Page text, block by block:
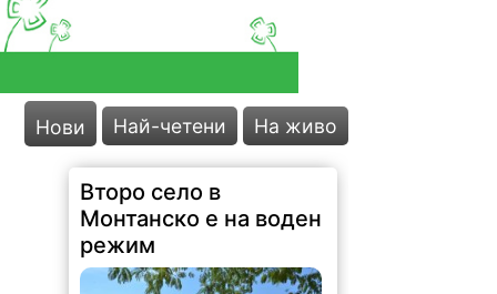
Нови Най-четени На живо
Второ село в
Монтанско е на воден
режим